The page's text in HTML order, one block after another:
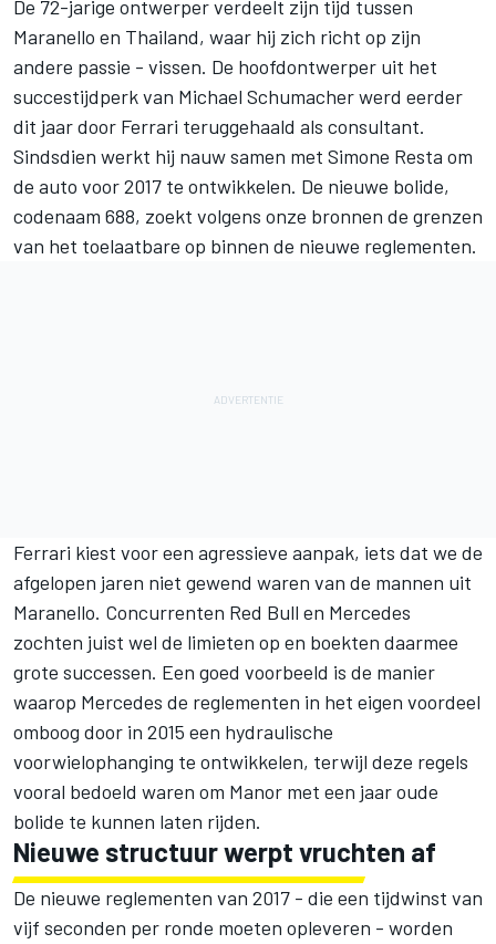
De 72-jarige ontwerper verdeelt zijn tijd tussen
Maranello en Thailand, waar hij zich richt op zijn
andere passie - vissen. De hoofdontwerper uit het
succestijdperk van Michael Schumacher werd eerder
dit jaar door Ferrari teruggehaald als consultant.
Sindsdien werkt hij nauw samen met Simone Resta om
de auto voor 2017 te ontwikkelen. De nieuwe bolide,
codenaam 688, zoekt volgens onze bronnen de grenzen
van het toelaatbare op binnen de nieuwe reglementen.
Ferrari kiest voor een agressieve aanpak, iets dat we de
afgelopen jaren niet gewend waren van de mannen uit
Maranello. Concurrenten Red Bull en Mercedes
zochten juist wel de limieten op en boekten daarmee
grote successen. Een goed voorbeeld is de manier
waarop Mercedes de reglementen in het eigen voordeel
omboog door in 2015 een hydraulische
voorwielophanging te ontwikkelen, terwijl deze regels
vooral bedoeld waren om Manor met een jaar oude
bolide te kunnen laten rijden.
Nieuwe structuur werpt vruchten af
De nieuwe reglementen van 2017 - die een tijdwinst van
vijf seconden per ronde moeten opleveren - worden